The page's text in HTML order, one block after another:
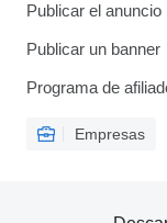
Publicar el anuncio
Publicar un banner
Programa de
Empresas